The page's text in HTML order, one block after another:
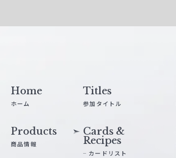
Home
ホーム
Titles
参加タイトル
Products
商品情報
Cards &
Recipes
カードリスト